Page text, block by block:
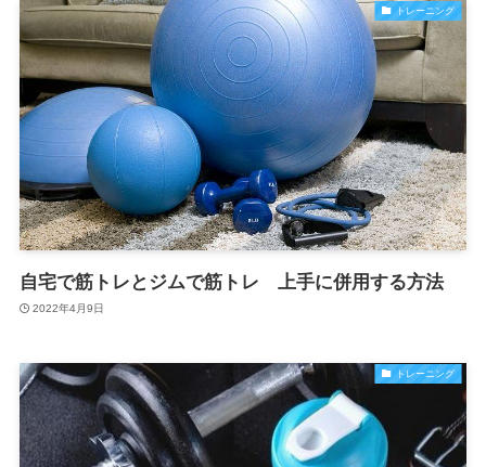
トレーニング
自宅で筋トレとジムで筋トレ 上手に併用する方法
2022年4月9日
トレーニング